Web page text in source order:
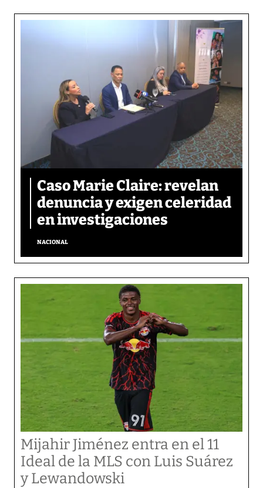
Caso Marie Claire: revelan
denuncia y exigen celeridad
en investigaciones
NACIONAL
Mijahir Jiménez entra en el 11
Ideal de la MLS con Luis Suárez
y Lewandowski